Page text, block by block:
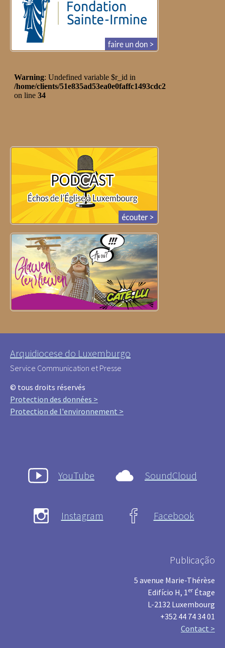
Arquidiocese do Luxemburgo
Service Communication et Presse
© tous droits réservés
Protection des données >
Protection de l'environnement >
YouTube SoundCloud
Instagram Facebook
Publicação
5 avenue Marie-Thérèse
Edifício H, 1 er Étage
L-2132 Luxembourg
+352 44 74 34 01
Contact >